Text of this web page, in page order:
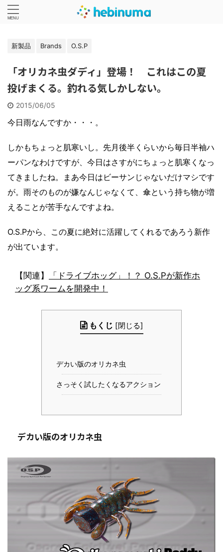
新製品 Brands O.S.P
「オリカネ虫ダディ」登場！ これはこの夏
投げまくる。釣れる気しかしない。
2015/06/05
今日雨なんですか・・・。
しかもちょっと肌寒いし。先月後半くらいから毎日半袖ハ
ーパンなわけですが、今日はさすがにちょっと肌寒くなっ
てきましたね。まあ今日はビーサンじゃないだけマシです
が。雨そのものが嫌なんじゃなくて、傘という持ち物が増
えることが苦手なんですよね。
O.S.Pから、この夏に絶対に活躍してくれるであろう新作
が出ています。
【関連】
「ドライブホッグ」！？ O.S.Pが新作ホ
ッグ系ワームを開発中！
もくじ [閉じる]
デカい版のオリカネ虫
さっそく試したくなるアクション
デカい版のオリカネ虫